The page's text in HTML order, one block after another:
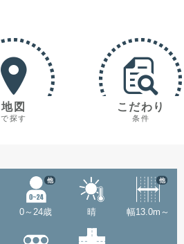
地図
で探す
こだわり
条件
0～24歳
他
晴 幅13.0m～
他